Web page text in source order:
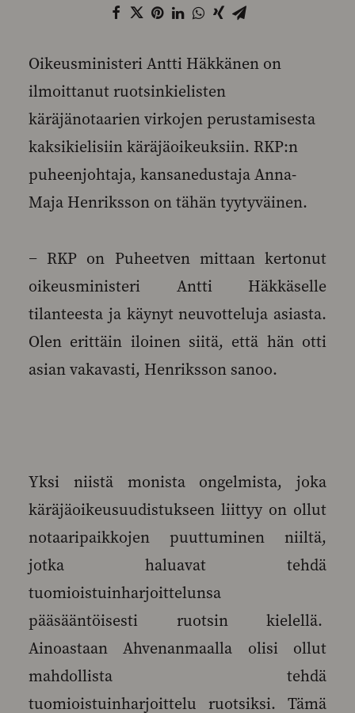
Oikeusministeri Antti Häkkänen on
ilmoittanut ruotsinkielisten
käräjänotaarien virkojen perustamisesta
kaksikielisiin käräjäoikeuksiin. RKP:n
puheenjohtaja, kansanedustaja Anna-
Maja Henriksson on tähän tyytyväinen.
− RKP on Puheetven mittaan kertonut
oikeusministeri Antti Häkkäselle
tilanteesta ja käynyt neuvotteluja asiasta.
Olen erittäin iloinen siitä, että hän otti
asian vakavasti, Henriksson sanoo.
Yksi niistä monista ongelmista, joka
käräjäoikeusuudistukseen liittyy on ollut
notaaripaikkojen puuttuminen niiltä,
jotka haluavat tehdä
tuomioistuinharjoittelunsa
pääsääntöisesti ruotsin kielellä.
Ainoastaan Ahvenanmaalla olisi ollut
mahdollista tehdä
tuomioistuinharjoittelu ruotsiksi. Tämä